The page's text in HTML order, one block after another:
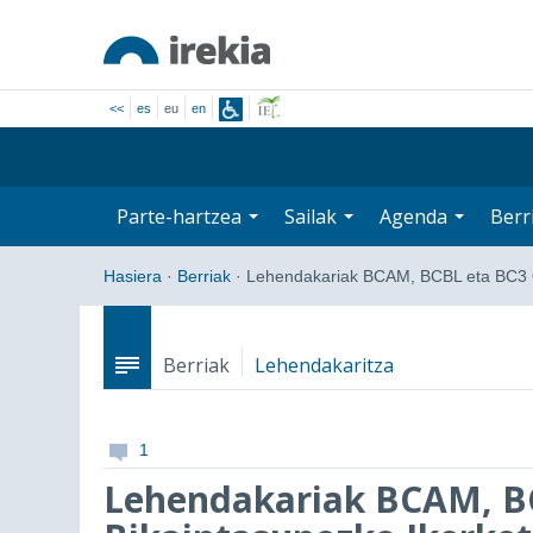
<< es eu en
Parte-hartzea Sailak Agenda
Hasiera · Berriak · Lehendakariak BCAM, BCBL eta BC3
Berriak Lehendakaritza
1
Lehendakariak BCAM,